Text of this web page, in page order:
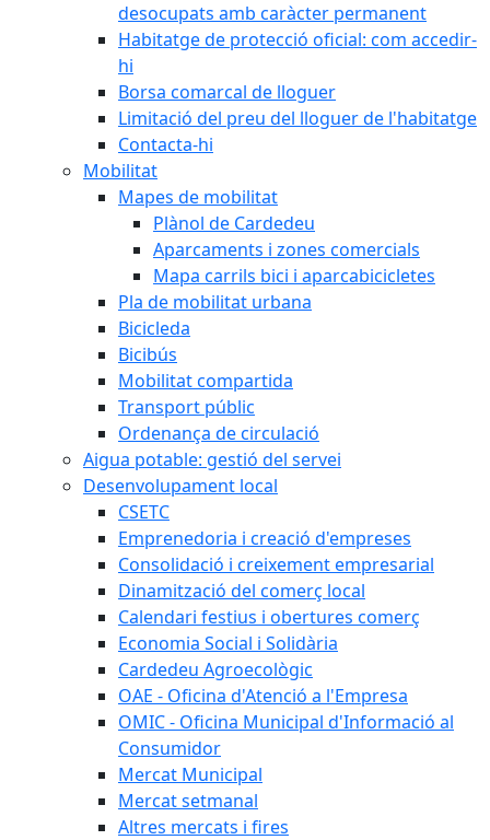
desocupats amb caràcter permanent
Habitatge de protecció oficial: com accedir-
hi
Borsa comarcal de lloguer
Limitació del preu del lloguer de l'habitatge
Contacta-hi
Mobilitat
Mapes de mobilitat
Plànol de Cardedeu
Aparcaments i zones comercials
Mapa carrils bici i aparcabicicletes
Pla de mobilitat urbana
Bicicleda
Bicibús
Mobilitat compartida
Transport públic
Ordenança de circulació
Aigua potable: gestió del servei
Desenvolupament local
CSETC
Emprenedoria i creació d'empreses
Consolidació i creixement empresarial
Dinamització del comerç local
Calendari festius i obertures comerç
Economia Social i Solidària
Cardedeu Agroecològic
OAE - Oficina d'Atenció a l'Empresa
OMIC - Oficina Municipal d'Informació al
Consumidor
Mercat Municipal
Mercat setmanal
Altres mercats i fires